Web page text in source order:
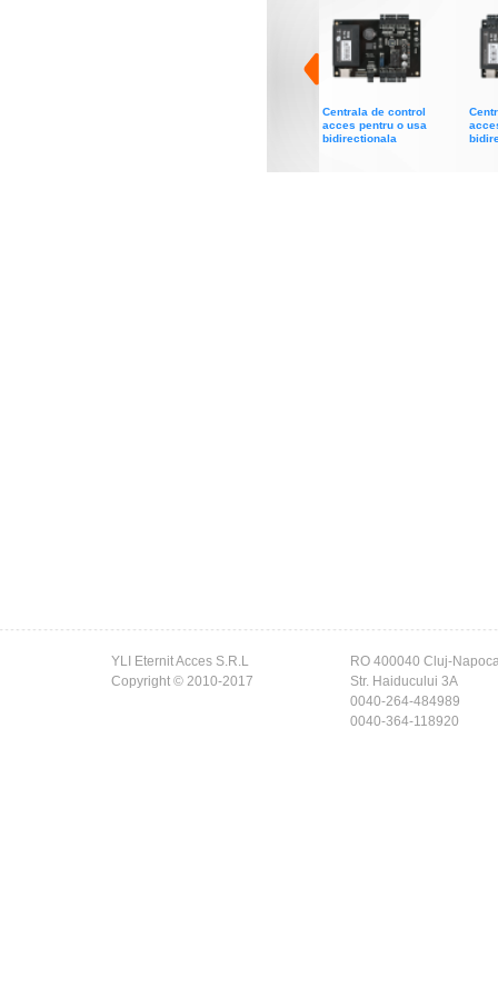
Centrala de control
acces pentru o usa
bidirectionala
YLI Eternit Acces S.R.L
Copyright © 2010-2017
RO 400040 Cluj-
Str. Haiducului 3A
0040-264-484989
0040-364-118920